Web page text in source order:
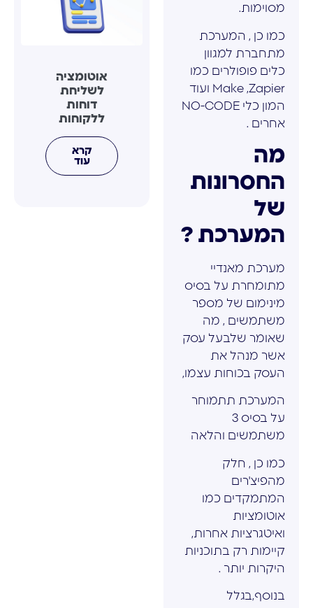
מסוימות.
כמו כן , המערכת
מתחברת למגוון
כלים פופולרים כמו
Make ,Zapier ועוד
המון כלי NO-CODE
אחרים .
מה
החסרונות
של
המערכת ?
מערכת מאנדיי
מתומחרת על בסיס
מינימום של מספר
משתמשים , מה
שאומר שלבעל עסק
אשר מנהל את
העסק בכוחות עצמו,
המערכת תתמוחר
על בסיס 3
משתמשים והלאה
כמו כן , חלק
מהפיצ'רים
המתמקדים כמו
אוטומציות
ואיטגרציות אחרות,
קיימות רק בתוכניות
היקרות יותר .
בנוסף,בגלל
אוטומציה
לשליחת
דוחות
ללקוחות
קרא
עוד